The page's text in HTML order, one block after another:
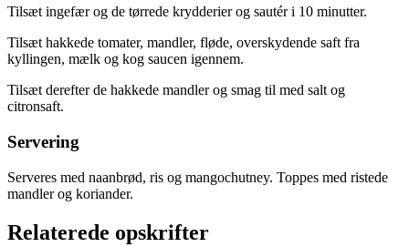
Tilsæt ingefær og de tørrede krydderier og sautér i 10 minutter.
Tilsæt hakkede tomater, mandler, fløde, overskydende saft fra
kyllingen, mælk og kog saucen igennem.
Tilsæt derefter de hakkede mandler og smag til med salt og
citronsaft.
Servering
Serveres med naanbrød, ris og mangochutney. Toppes med ristede
mandler og koriander.
Relaterede opskrifter